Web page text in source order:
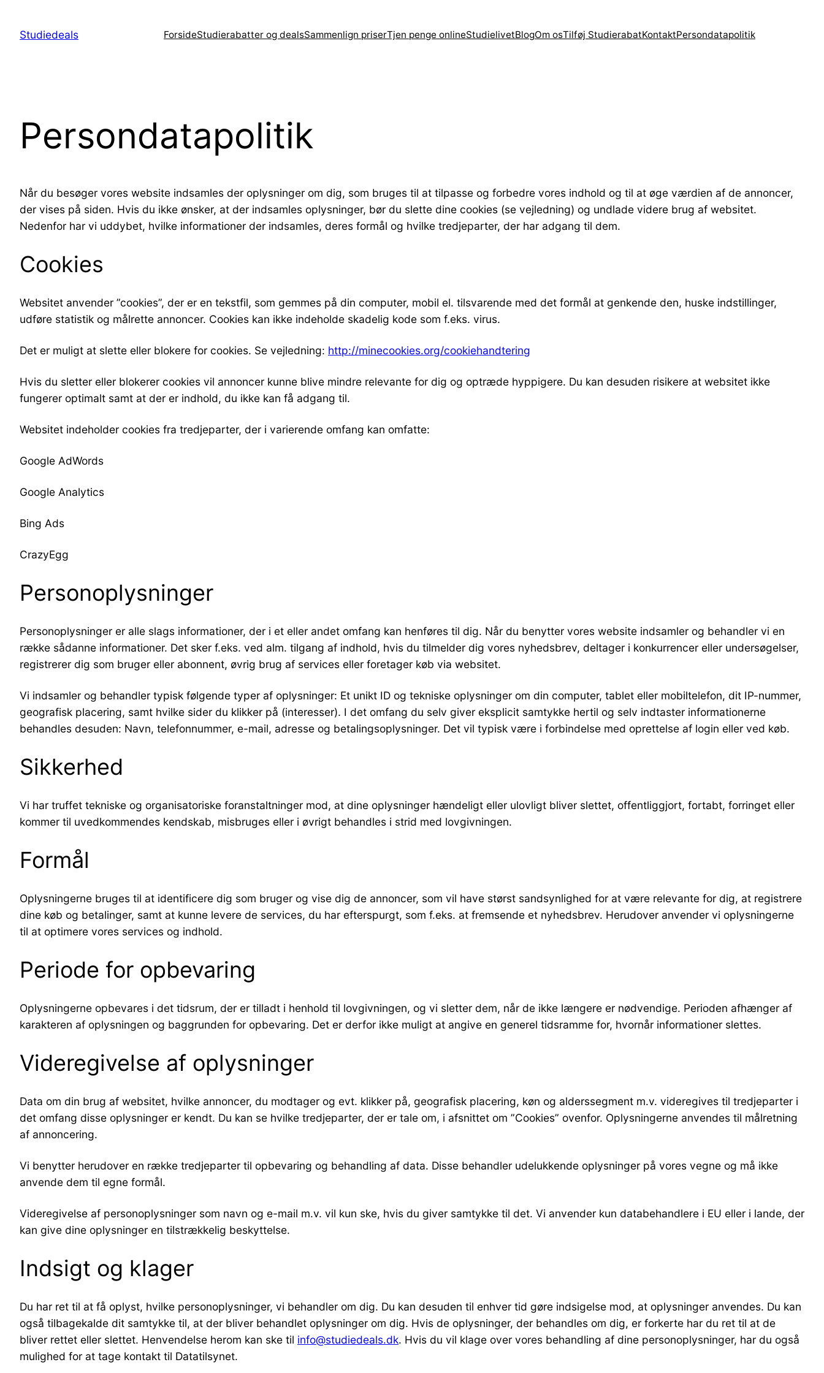
indholdStudiedeals ForsideStudierabatter og dealsSammenlign priserTjen penge onlineStudielivetBlogOm osTilføj StudierabatKontaktPersondatapolitik
Persondatapolitik
Når du besøger vores website indsamles der oplysninger om dig, som bruges til at tilpasse og forbedre vores indhold og til at øge værdien af de annoncer,
der vises på siden. Hvis du ikke ønsker, at der indsamles oplysninger, bør du slette dine cookies (se vejledning) og undlade videre brug af websitet.
Nedenfor har vi uddybet, hvilke informationer der indsamles, deres formål og hvilke tredjeparter, der har adgang til dem.
Cookies
Websitet anvender ”cookies”, der er en tekstfil, som gemmes på din computer, mobil el. tilsvarende med det formål at genkende den, huske indstillinger,
udføre statistik og målrette annoncer. Cookies kan ikke indeholde skadelig kode som f.eks. virus.
Det er muligt at slette eller blokere for cookies. Se vejledning: http://minecookies.org/cookiehandtering
Hvis du sletter eller blokerer cookies vil annoncer kunne blive mindre relevante for dig og optræde hyppigere. Du kan desuden risikere at websitet ikke
fungerer optimalt samt at der er indhold, du ikke kan få adgang til.
Websitet indeholder cookies fra tredjeparter, der i varierende omfang kan omfatte:
Google AdWords
Google Analytics
Bing Ads
CrazyEgg
Personoplysninger
Personoplysninger er alle slags informationer, der i et eller andet omfang kan henføres til dig. Når du benytter vores website indsamler og behandler vi en
række sådanne informationer. Det sker f.eks. ved alm. tilgang af indhold, hvis du tilmelder dig vores nyhedsbrev, deltager i konkurrencer eller undersøgelser,
registrerer dig som bruger eller abonnent, øvrig brug af services eller foretager køb via websitet.
Vi indsamler og behandler typisk følgende typer af oplysninger: Et unikt ID og tekniske oplysninger om din computer, tablet eller mobiltelefon, dit IP-nummer,
geografisk placering, samt hvilke sider du klikker på (interesser). I det omfang du selv giver eksplicit samtykke hertil og selv indtaster informationerne
behandles desuden: Navn, telefonnummer, e-mail, adresse og betalingsoplysninger. Det vil typisk være i forbindelse med oprettelse af login eller ved køb.
Sikkerhed
Vi har truffet tekniske og organisatoriske foranstaltninger mod, at dine oplysninger hændeligt eller ulovligt bliver slettet, offentliggjort, fortabt, forringet eller
kommer til uvedkommendes kendskab, misbruges eller i øvrigt behandles i strid med lovgivningen.
Formål
Oplysningerne bruges til at identificere dig som bruger og vise dig de annoncer, som vil have størst sandsynlighed for at være relevante for dig, at registrere
dine køb og betalinger, samt at kunne levere de services, du har efterspurgt, som f.eks. at fremsende et nyhedsbrev. Herudover anvender vi oplysningerne
til at optimere vores services og indhold.
Periode for opbevaring
Oplysningerne opbevares i det tidsrum, der er tilladt i henhold til lovgivningen, og vi sletter dem, når de ikke længere er nødvendige. Perioden afhænger af
karakteren af oplysningen og baggrunden for opbevaring. Det er derfor ikke muligt at angive en generel tidsramme for, hvornår informationer slettes.
Videregivelse af oplysninger
Data om din brug af websitet, hvilke annoncer, du modtager og evt. klikker på, geografisk placering, køn og alderssegment m.v. videregives til tredjeparter i
det omfang disse oplysninger er kendt. Du kan se hvilke tredjeparter, der er tale om, i afsnittet om ”Cookies” ovenfor. Oplysningerne anvendes til målretning
af annoncering.
Vi benytter herudover en række tredjeparter til opbevaring og behandling af data. Disse behandler udelukkende oplysninger på vores vegne og må ikke
anvende dem til egne formål.
Videregivelse af personoplysninger som navn og e-mail m.v. vil kun ske, hvis du giver samtykke til det. Vi anvender kun databehandlere i EU eller i lande, der
kan give dine oplysninger en tilstrækkelig beskyttelse.
Indsigt og klager
Du har ret til at få oplyst, hvilke personoplysninger, vi behandler om dig. Du kan desuden til enhver tid gøre indsigelse mod, at oplysninger anvendes. Du kan
også tilbagekalde dit samtykke til, at der bliver behandlet oplysninger om dig. Hvis de oplysninger, der behandles om dig, er forkerte har du ret til at de
bliver rettet eller slettet. Henvendelse herom kan ske til info@studiedeals.dk. Hvis du vil klage over vores behandling af dine personoplysninger, har du også
mulighed for at tage kontakt til Datatilsynet.